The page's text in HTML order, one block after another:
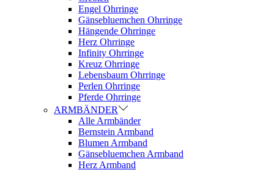
Engel Ohrringe
Gänsebluemchen Ohrringe
Hängende Ohrringe
Herz Ohrringe
Infinity Ohrringe
Kreuz Ohrringe
Lebensbaum Ohrringe
Perlen Ohrringe
Pferde Ohrringe
ARMBÄNDER
Alle Armbänder
Bernstein Armband
Blumen Armband
Gänsebluemchen Armband
Herz Armband